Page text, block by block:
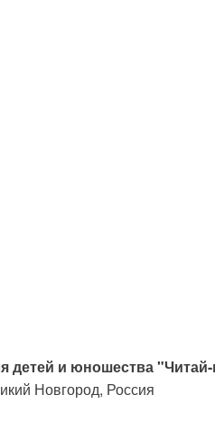
детей и юношества
Новгород, Россия